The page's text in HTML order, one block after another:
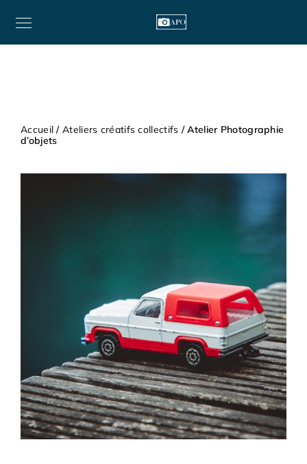
Accueil /Ateliers créatifs collectifs / Atelier Photographie
d’objets